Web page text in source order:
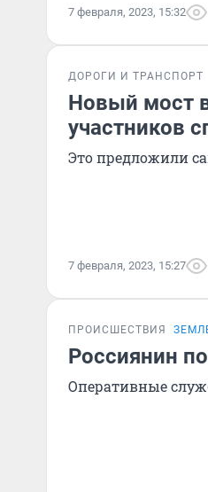
7 февраля, 2023, 15:32
ДОРОГИ И ТРАНСПОРТ
Новый мост
участников
Это предложили
7 февраля, 2023, 15:27
ПРОИСШЕСТВИЯ
Россиянин
Оперативные